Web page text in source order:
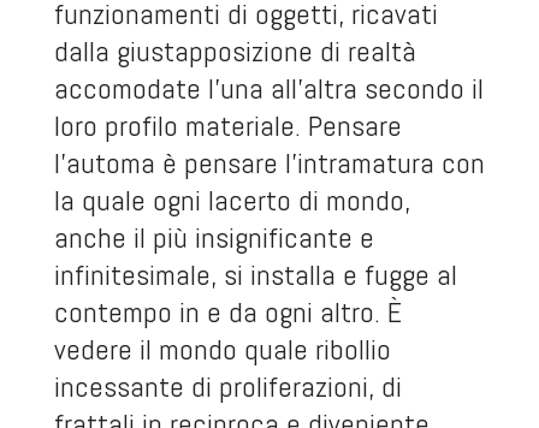
funzionamenti di oggetti, ricavati
dalla giustapposizione di realtà
accomodate l’una all’altra secondo il
loro profilo materiale. Pensare
l’automa è pensare l’intramatura con
la quale ogni lacerto di mondo,
anche il più insignificante e
infinitesimale, si installa e fugge al
contempo in e da ogni altro. È
vedere il mondo quale ribollio
incessante di proliferazioni, di